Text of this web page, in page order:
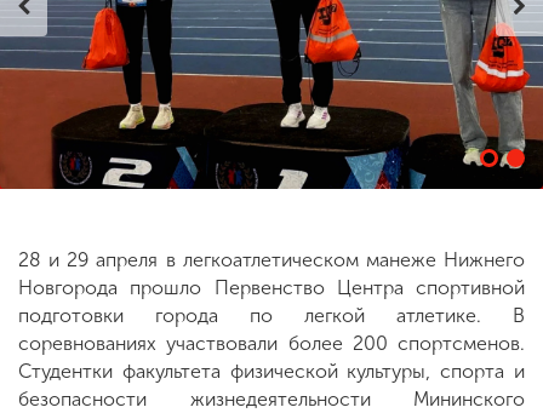
ENG SPN CHI
28 и 29 апреля в легкоатлетическом манеже Нижнего
Новгорода прошло Первенство Центра спортивной
подготовки города по легкой атлетике. В
соревнованиях участвовали более 200 спортсменов.
Студентки факультета физической культуры, спорта и
безопасности жизнедеятельности Мининского